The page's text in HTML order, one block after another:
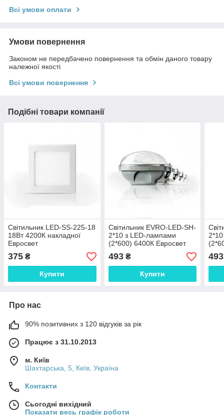
Всі умови оплати
Умови повернення
Законом не передбачено повернення та обмін даного товару
належної якості
Всі умови повернення
Подібні товари компанії
Світильник LED-SS-225-18
18Вт 4200К накладної
Евросвет
375 ₴
Купити
Світильник EVRO-LED-SH-
2*10 з LED-лампами
(2*600) 6400К Евросвет
493₴
Купити
493
Про нас
90% позитивних з 120 відгуків за рік
Працює з 31.10.2013
м. Київ
Шахтарська, 5, Київ, Україна
Контакти
Сьогодні вихідний
Показати весь графік роботи